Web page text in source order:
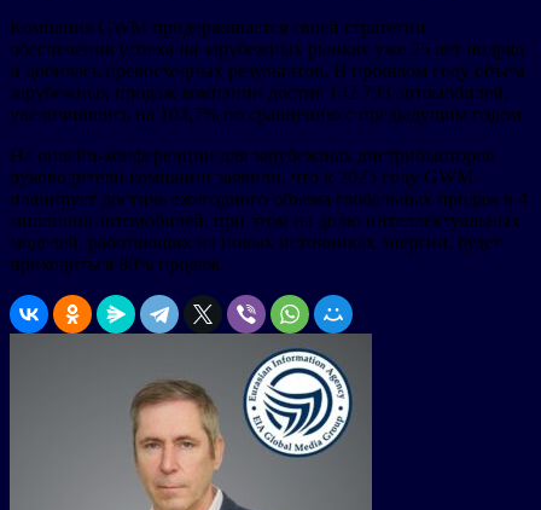
Компания GWM придерживается своей стратегии
обеспечения успеха на зарубежных рынках уже 25 лет подряд
и добилась превосходных результатов. В прошлом году объем
зарубежных продаж компании достиг 142 793 автомобилей,
увеличившись на 103,7% по сравнению с предыдущим годом.
На онлайн-конференции для зарубежных дистрибьюторов
руководители компании заявили, что к 2025 году GWM
планирует достичь ежегодного объема глобальных продаж в 4
миллиона автомобилей, при этом на долю интеллектуальных
моделей, работающих на новых источниках энергии, будет
приходиться 80% продаж.